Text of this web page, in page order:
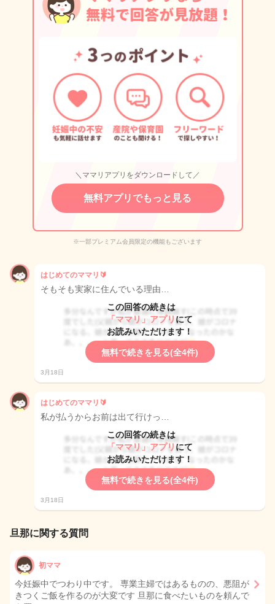
＼ママリアプリをダウンロードして／
無料アプリでもっと見る
※一部プレミアム会員限定の機能もございます
はじめてのママリ🔰
そもそも実家に住んでいる理由…
この回答の続きは
「ママリ」アプリ にて
お読みいただけます！
無料で続きを見る(全4件)
3月18日
はじめてのママリ🔰
私が払うからお前は出て行けっ…
この回答の続きは
「ママリ」アプリ にて
お読みいただけます！
無料で続きを見る(全4件)
3月18日
旦那に関する質問
初ママ
今妊娠中でつわり中です。 専業主婦ではあるものの、悪阻が
きつくご飯を作るのが大変です 旦那に食べたいものを頼んで